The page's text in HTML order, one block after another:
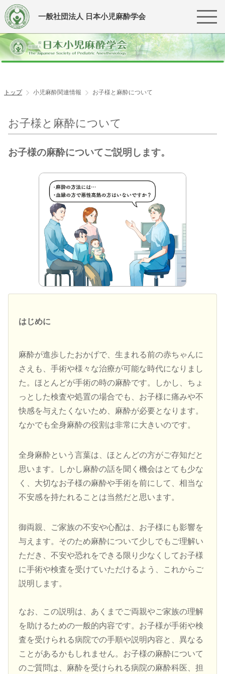
一般社団法人 日本小児麻酔学会
トップ 小児麻酔関連情報 お子様と麻酔について
お子様と麻酔について
お子様の麻酔についてご説明します。
はじめに
麻酔が進歩したおかげで、生まれる前の赤ちゃんに
さえも、手術や様々な治療が可能な時代になりまし
た。ほとんどが手術の時の麻酔です。しかし、ちょ
っとした検査や処置の場合でも、お子様に痛みや不
快感を与えたくないため、麻酔が必要となります。
なかでも全身麻酔の役割は非常に大きいのです。
全身麻酔という言葉は、ほとんどの方がご存知だと
思います。しかし麻酔の話を聞く機会はとても少な
く、大切なお子様の麻酔や手術を前にして、相当な
不安感を持たれることは当然だと思います。
御両親、ご家族の不安や心配は、お子様にも影響を
与えます。そのため麻酔について少しでもご理解い
ただき、不安や恐れをできる限り少なくしてお子様
に手術や検査を受けていただけるよう、これからご
説明します。
なお、この説明は、あくまでご両親やご家族の理解
を助けるための一般的内容です。お子様が手術や検
査を受けられる病院での手順や説明内容と、異なる
ことがあるかもしれません。お子様の麻酔について
のご質問は、麻酔を受けられる病院の麻酔科医、担